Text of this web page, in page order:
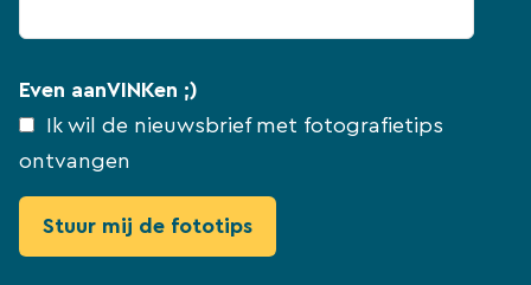
Even aanVINKen ;)
Ik wil de nieuwsbrief met fotografietips
ontvangen